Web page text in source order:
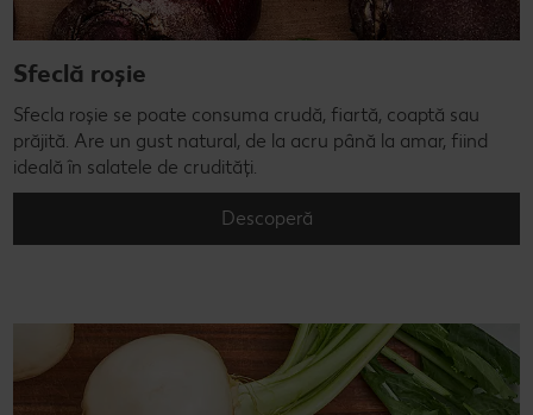
Sfeclă roșie
Sfecla roșie se poate consuma crudă, fiartă, coaptă sau
prăjită. Are un gust natural, de la acru până la amar, fiind
ideală în salatele de crudități.
Descoperă